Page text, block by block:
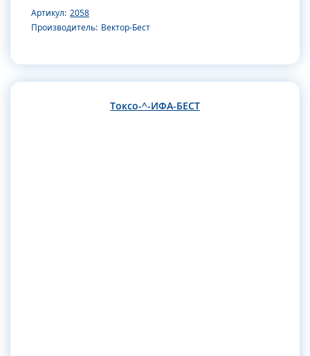
Артикул: 2058
Производитель: Вектор-Бест
Токсо-^-ИФА-БЕСТ